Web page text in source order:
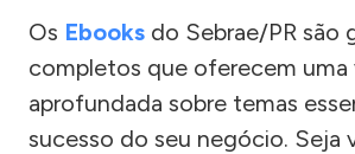
Os Ebooks do Sebrae/PR são
completos que oferecem uma
aprofundada sobre temas
sucesso do seu negócio. Seja